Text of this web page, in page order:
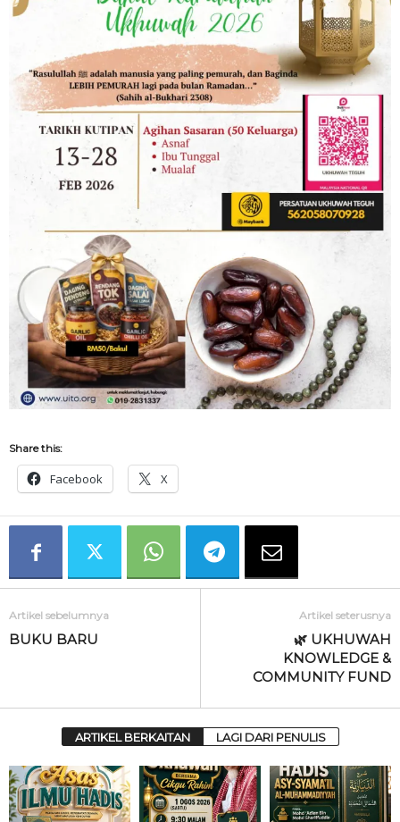
Share this:
Facebook X
Artikel sebelumnya
BUKU BARU
Artikel seterusnya
🌿 UKHUWAH
KNOWLEDGE &
COMMUNITY FUND
ARTIKEL BERKAITAN LAGI DARI PENULIS